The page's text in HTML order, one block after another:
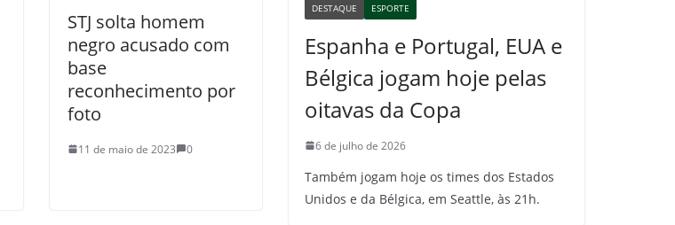
STJ solta homem
negro acusado com
base
reconhecimento por
foto
11 de maio de 2023 0
DESTAQUE ESPORTE
Espanha e Portugal, EUA e
Bélgica jogam hoje pelas
oitavas da Copa
6 de julho de 2026
Também jogam hoje os times dos Estados
Unidos e da Bélgica, em Seattle, às 21h.